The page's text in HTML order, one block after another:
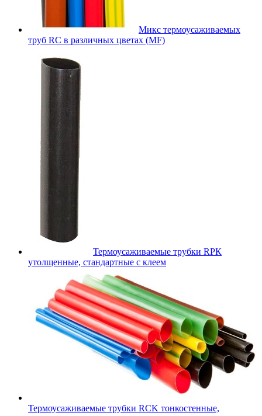
Микс термоусаживаемых
труб RC в различных цветах (MF)
Термоусаживаемые трубки RPК
утолщенные, стандартные с клеем
Термоусаживаемые трубки RCK тонкостенные,